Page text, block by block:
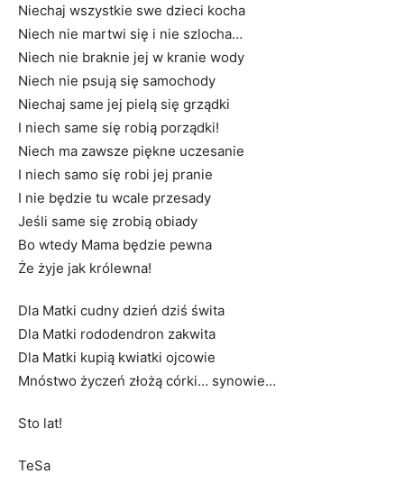
Niechaj wszystkie swe dzieci kocha
Niech nie martwi się i nie szlocha…
Niech nie braknie jej w kranie wody
Niech nie psują się samochody
Niechaj same jej pielą się grządki
I niech same się robią porządki!
Niech ma zawsze piękne uczesanie
I niech samo się robi jej pranie
I nie będzie tu wcale przesady
Jeśli same się zrobią obiady
Bo wtedy Mama będzie pewna
Że żyje jak królewna!
Dla Matki cudny dzień dziś świta
Dla Matki rododendron zakwita
Dla Matki kupią kwiatki ojcowie
Mnóstwo życzeń złożą córki… synowie…
Sto lat!
TeSa